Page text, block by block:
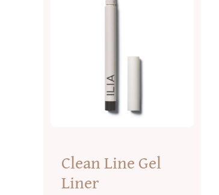
Clean Line Gel
Liner